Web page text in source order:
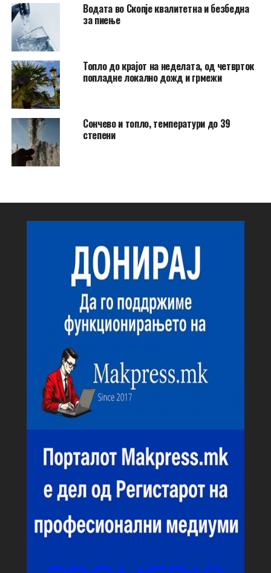
Водата во Скопје квалитетна и безбедна
за пиење
Топло до крајот на неделата, од четврток
попладне локално дожд и грмежи
Сончево и топло, температури до 39
степени